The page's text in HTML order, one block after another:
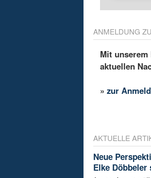
ANMELDUNG
Mit
aktuellen
»zur
AKTUELLE
Neue
Elke